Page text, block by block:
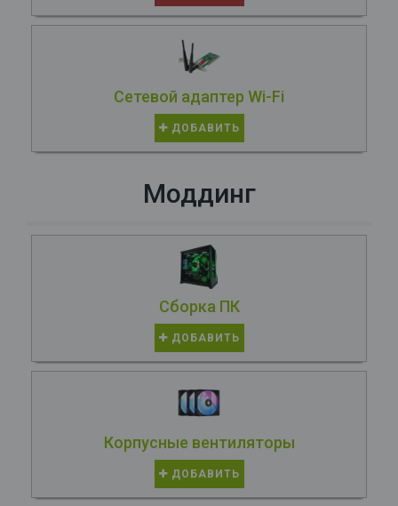
Сетевой адаптер Wi-Fi
ДОБАВИТЬ
Моддинг
Сборка ПК
ДОБАВИТЬ
Корпусные вентиляторы
ДОБАВИТЬ